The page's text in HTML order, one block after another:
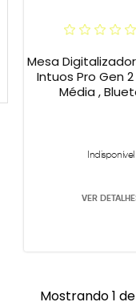
Mesa
Intuos Pro Gen 2
Média ,
Indisponível
VER
Mostrando 1